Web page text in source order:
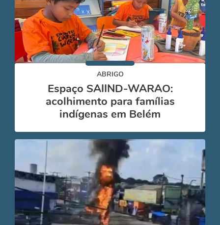
ABRIGO
Espaço SAIIND-WARAO:
acolhimento para famílias
indígenas em Belém